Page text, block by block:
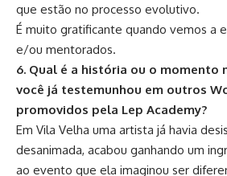
que estão no processo evolutivo.
É muito gratificante quando vemos a
e/ou mentorados.
6. Qual é a história ou o momento
você já testemunhou em outros
promovidos pela Lep Academy?
Em Vila Velha uma artista já havia
desanimada, acabou ganhando um
ao evento que ela imaginou ser